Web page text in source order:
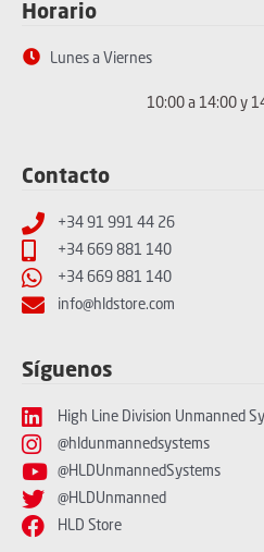
Horario
Lunes a Viernes
10:00 a 14:00 y
Contacto
+34 91 991 44 26
+34 669 881 140
+34 669 881 140
info@hldstore.com
Síguenos
High Line Division Unmanned
@hldunmannedsystems
@HLDUnmannedSystems
@HLDUnmanned
HLD Store